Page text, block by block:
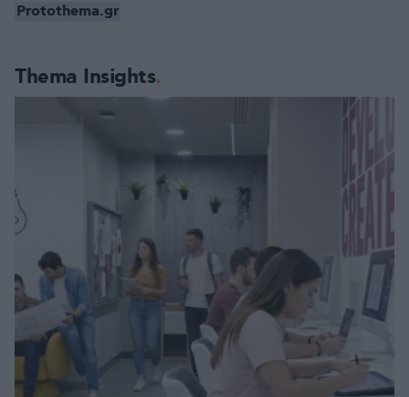
Thema Insights
Protothema.gr